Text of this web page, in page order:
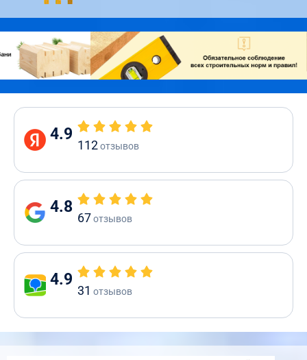
4.9
112отзывов
4.8
67отзывов
4.9
31 отзывов